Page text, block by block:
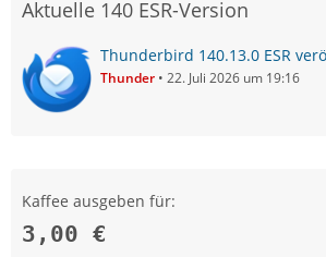
Aktuelle 140 ESR-Version
Thunderbird 140.13.0 ESR
Thunder 22. Juli 2026 um 19:16
Kaffee ausgeben für:
3,00 €